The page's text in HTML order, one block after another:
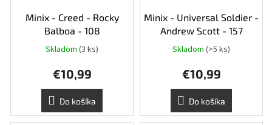
Minix - Creed - Rocky
Balboa - 108
Skladom (3 ks)
€10,99
Do košíka
Minix - Universal Soldier -
Andrew Scott - 157
Skladom (>5 ks)
€10,99
Do košíka